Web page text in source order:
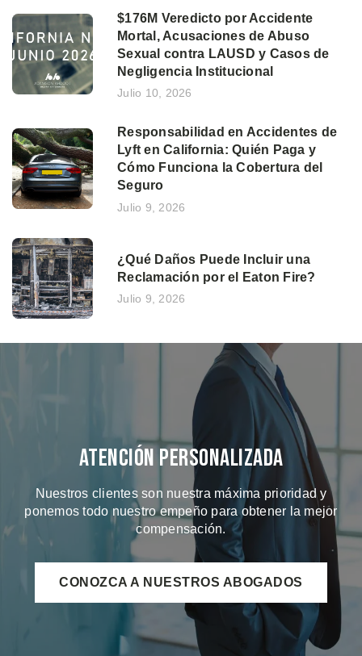
$176M Veredicto por Accidente
Mortal, Acusaciones de Abuso
Sexual contra LAUSD y Casos de
Negligencia Institucional
Julio 10, 2026
Responsabilidad en Accidentes de
Lyft en California: Quién Paga y
Cómo Funciona la Cobertura del
Seguro
Julio 9, 2026
¿Qué Daños Puede Incluir una
Reclamación por el Eaton Fire?
Julio 9, 2026
Atención Personalizada
Nuestros clientes son nuestra máxima prioridad y
ponemos todo nuestro empeño para obtener la mejor
compensación.
CONOZCA A NUESTROS ABOGADOS